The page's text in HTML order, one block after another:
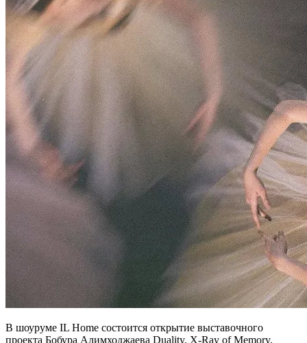
В шоуруме IL Home состоится открытие выставочного
проекта Бобура Алимходжаева Duality. X-Ray of Memory.